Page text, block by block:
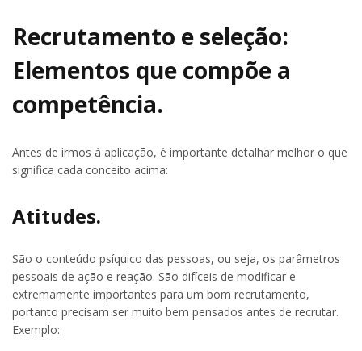
Recrutamento e seleção:
Elementos que compõe a
competência.
Antes de irmos à aplicação, é importante detalhar melhor o que
significa cada conceito acima:
Atitudes.
São o conteúdo psíquico das pessoas, ou seja, os parâmetros
pessoais de ação e reação. São difíceis de modificar e
extremamente importantes para um bom recrutamento,
portanto precisam ser muito bem pensados antes de recrutar.
Exemplo: